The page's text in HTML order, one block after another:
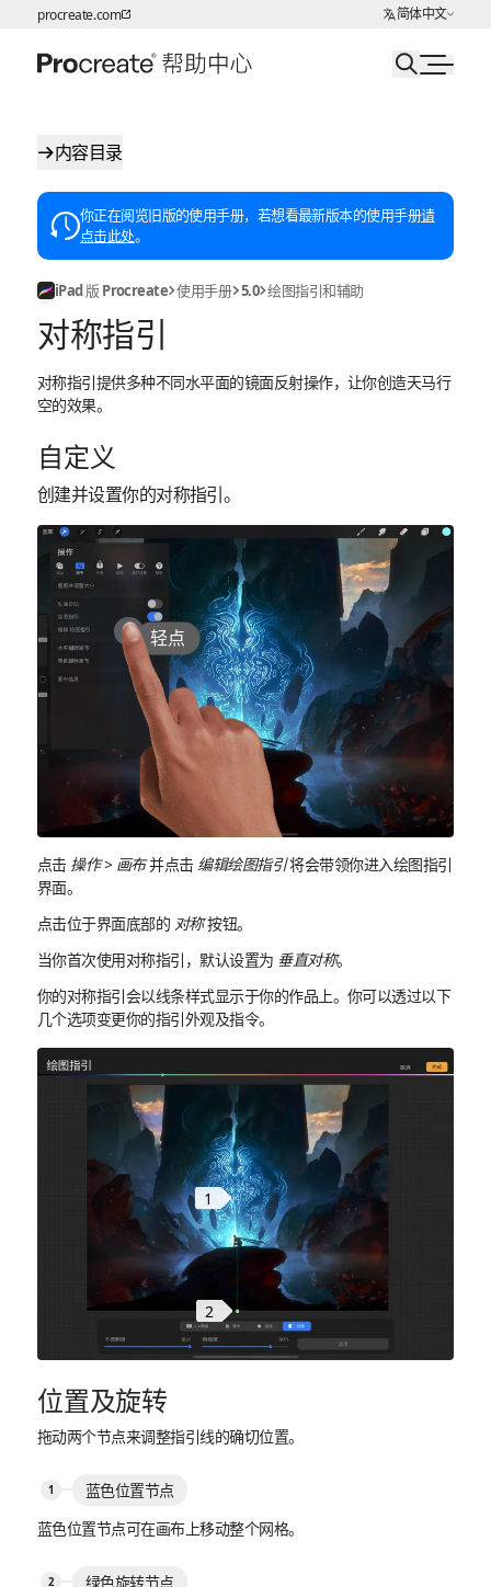
跳转至内容
procreate.com 简体中文
选择语言
内容目录
你正在阅览旧版的使用手册，若想看最新版本的使用手册请
点击此处。
iPad 版 Procreate 使用手册 5.0 绘图指引和辅助
对称指引
对称指引提供多种不同水平面的镜面反射操作，让你创造天马行
空的效果。
自定义
创建并设置你的对称指引。
轻点
点击 操作> 画布并点击编辑绘图指引将会带领你进入绘图指引
界面。
点击位于界面底部的 对称按钮。
当你首次使用对称指引，默认设置为 垂直对称。
你的对称指引会以线条样式显示于你的作品上。你可以透过以下
几个选项变更你的指引外观及指令。
1
2
位置及旋转
拖动两个节点来调整指引线的确切位置。
蓝色位置节点
蓝色位置节点可在画布上移动整个网格。
绿色旋转节点